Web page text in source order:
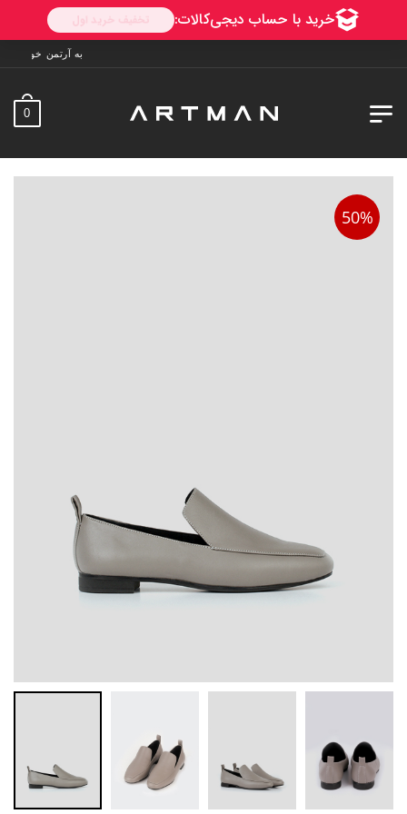
به آرتمن خوش آمدید. ارسال به سراسر ایران.
0
50%